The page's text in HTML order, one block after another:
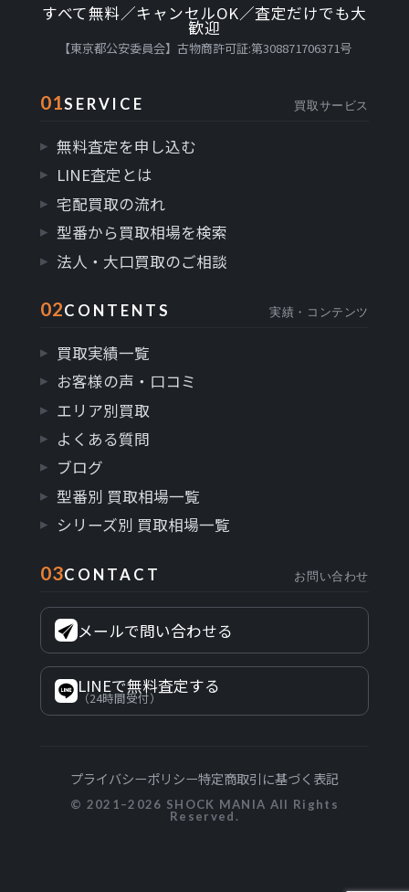
すべて無料／キャンセルOK／査定だけでも大
歓迎
【東京都公安委員会】古物商許可証:第308871706371号
01SERVICE 買取サービス
無料査定を申し込む
LINE査定とは
宅配買取の流れ
型番から買取相場を検索
法人・大口買取のご相談
02CONTENTS 実績・コンテンツ
買取実績一覧
お客様の声・口コミ
エリア別買取
よくある質問
ブログ
型番別 買取相場一覧
シリーズ別 買取相場一覧
03CONTACT お問い合わせ
メールで問い合わせる
LINEで無料査定する
（24時間受付）
プライバシーポリシー特定商取引に基づく表記
© 2021–2026 SHOCK MANIA All Rights
Reserved.